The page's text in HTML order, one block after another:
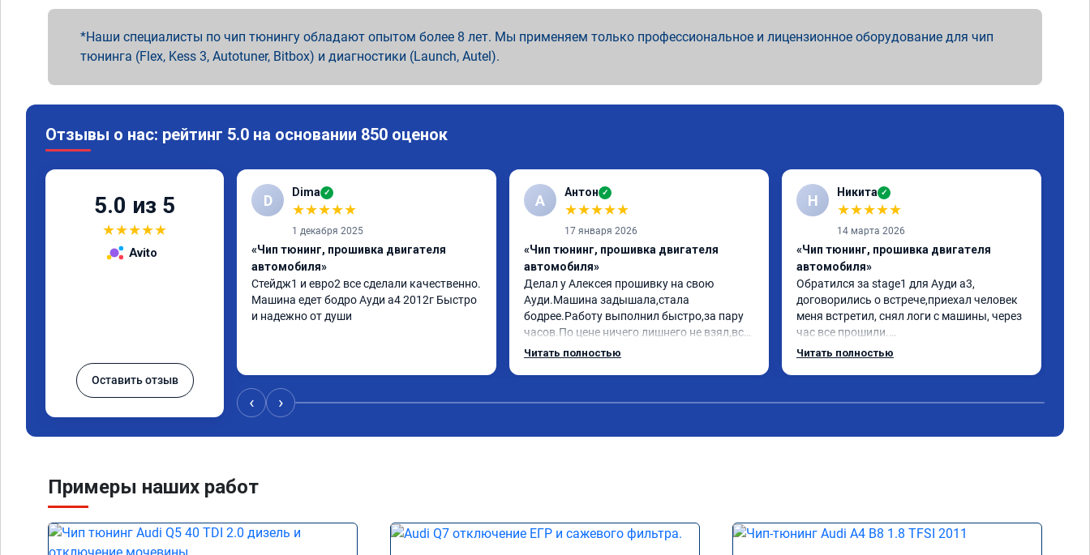
Наши специалисты по чип тюнингу обладают опытом более 8 лет. Мы применяем только профессиональное и лицензионное оборудование для чип
тюнинга (Flex, Kess 3, Autotuner, Bitbox) и диагностики (Launch, Autel).
Отзывы о нас: рейтинг 5.0 на основании 850 оценок
5.0 из 5
★★★★★
Avito
Оставить отзыв
D Dima ✓
★★★★★
1 декабря 2025
«Чип тюнинг, прошивка двигателя
автомобиля»
Стейдж1 и евро2 все сделали качественно.
Машина едет бодро Ауди а4 2012г Быстро
и надежно от души
А Антон ✓
★★★★★
17 января 2026
«Чип тюнинг, прошивка двигателя
автомобиля»
Делал у Алексея прошивку на свою
Ауди.Машина задышала,стала
бодрее.Работу выполнил быстро,за пару
часов.По цене ничего лишнего не взял,всё
как договаривались заранее.После
Читать полностью
Н Никита ✓
★★★★★
14 марта 2026
«Чип тюнинг, прошивка двигателя
автомобиля»
Обратился за stage1 для Ауди а3,
договорились о встрече,приехал человек
меня встретил, снял логи с машины, через
час все прошили.
Арман спасибо тебе огромное, машинка по
Читать полностью
‹ ›
Примеры наших работ